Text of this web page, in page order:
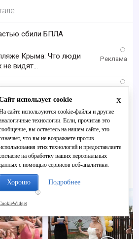
сбили БПЛА
i
Крыма: Что люди
видят...
i
секунд, а смеяться вы
спасатели помогли
из кювета
надвигаются шквалы и
i
x
использует cookie
сайте используются cookie-файлы и другие
технологии. Если, прочитав это
вы остаетесь на нашем сайте, это
что вы не возражаете против
этих технологий и предоставляете
на обработку ваших персональных
данных с помощью сервисов веб-аналитики.
Хорошо Подробнее